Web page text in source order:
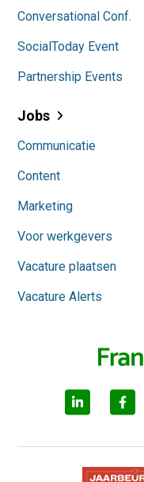
Conversational Conf.
SocialToday Event
Partnership Events
Jobs
Communicatie
Content
Marketing
Voor werkgevers
Vacature plaatsen
Vacature Alerts